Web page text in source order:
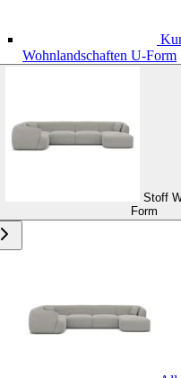
Wohnlandschaften U-Form
Stoff
Form